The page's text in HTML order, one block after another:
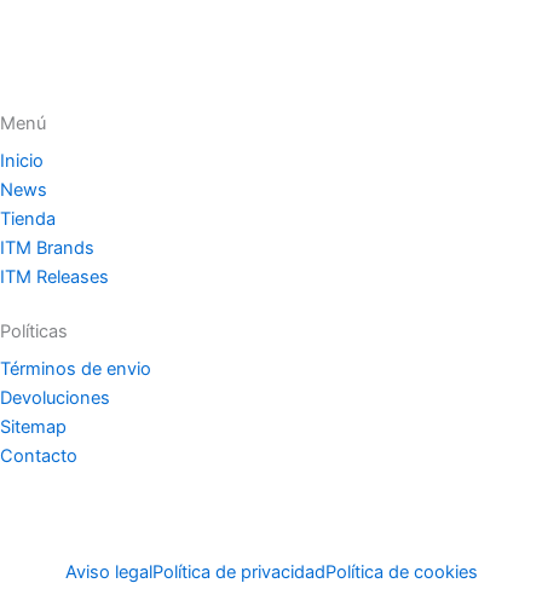
Menú
Inicio
News
Tienda
ITM Brands
ITM Releases
Políticas
Términos de envio
Devoluciones
Sitemap
Contacto
Aviso legalPolítica de privacidadPolítica de cookies